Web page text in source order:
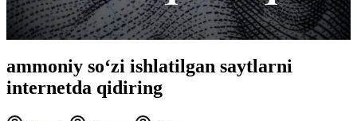
ammoniy so‘zi ishlatilgan saytlarni
internetda qidiring